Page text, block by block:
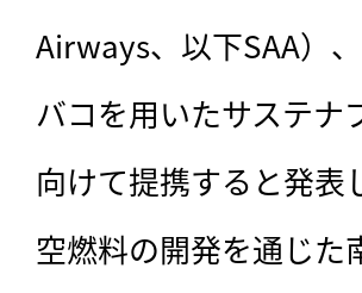
Airways、以下SAA）
バコを用いたサステナ
向けて提携すると発
空燃料の開発を通じ